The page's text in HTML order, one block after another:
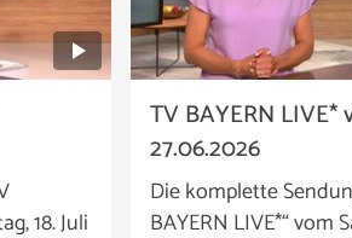
18. Juli
TV BAYERN LIVE*
27.06.2026
Die komplette
BAYERN LIVE*“ vom